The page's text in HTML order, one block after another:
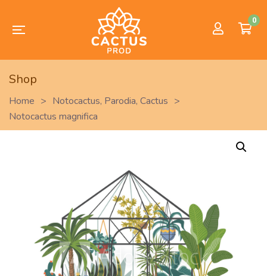
0
Shop
Home > Notocactus, Parodia, Cactus >
Notocactus magnifica